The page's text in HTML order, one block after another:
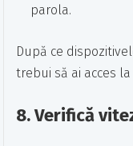
parola.
După ce
trebui să ai acces
8.Verifică